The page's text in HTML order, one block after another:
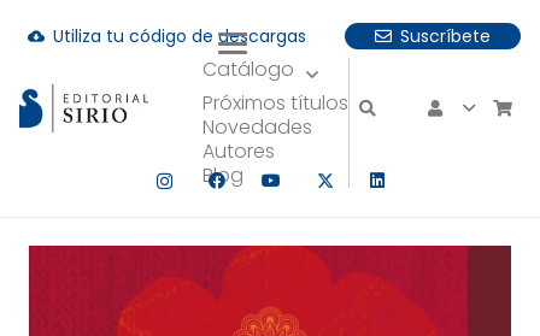
cloud_download Utiliza tu código de descargas Suscríbete
Catálogo
Próximos títulos
Novedades
Autores
Blog
hay resultados autocompletados, puedes utilizar las